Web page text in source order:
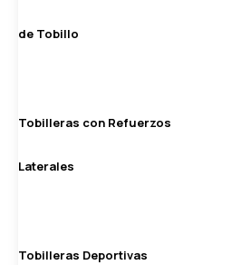
de Tobillo
Tobilleras con Refuerzos
Laterales
Tobilleras Deportivas